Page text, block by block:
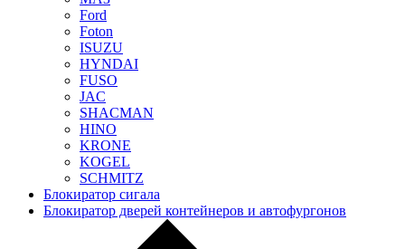
Ford
Foton
ISUZU
HYNDAI
FUSO
JAC
SHACMAN
HINO
KRONE
KOGEL
SCHMITZ
Блокиратор сигала
Блокиратор дверей контейнеров и автофургонов